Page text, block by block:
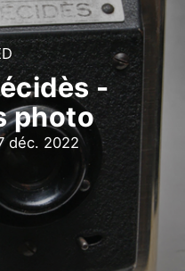
-
photo
déc. 2022